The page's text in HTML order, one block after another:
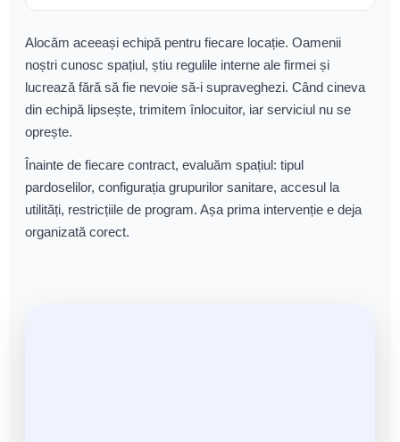
Alocăm aceeași echipă pentru fiecare locație. Oamenii
noștri cunosc spațiul, știu regulile interne ale firmei și
lucrează fără să fie nevoie să-i supraveghezi. Când cineva
din echipă lipsește, trimitem înlocuitor, iar serviciul nu se
oprește.
Înainte de fiecare contract, evaluăm spațiul: tipul
pardoselilor, configurația grupurilor sanitare, accesul la
utilități, restricțiile de program. Așa prima intervenție e deja
organizată corect.